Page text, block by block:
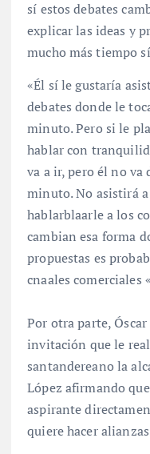
sí estos debates
explicar las ideas y
mucho más tiempo
«Él sí le gustaría
debates donde le
minuto. Pero si le
hablar con
va a ir, pero él no va
minuto. No asistirá
hablarblaarle a los
cambian esa forma
propuestas es
cnaales comerciales «
Por otra parte,
invitación que le
santandereano la
López afirmando
aspirante
quiere hacer